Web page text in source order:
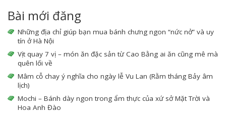
Bài mới đăng
Những địa chỉ giúp bạn mua bánh chưng ngon “nức nở” và uy
tín ở Hà Nội
Vịt quay 7 vị – món ăn đặc sản từ Cao Bằng ai ăn cũng mê mà
quên lối về
Mâm cỗ chay ý nghĩa cho ngày lễ Vu Lan (Rằm tháng Bảy âm
lịch)
Mochi – Bánh dày ngon trong ẩm thực của xứ sở Mặt Trời và
Hoa Anh Đào